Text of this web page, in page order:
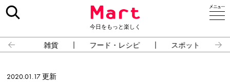
今日をもっと楽しく
雑貨 フード・レシピ スポット
2020.01.17 更新